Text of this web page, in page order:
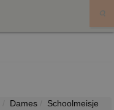
Dames Schoolmeisje